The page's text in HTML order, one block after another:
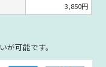
3,850円
可能です。